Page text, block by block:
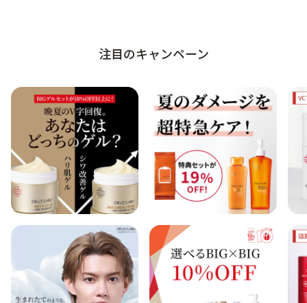
クーポン＆ポイント
アウトレット商品
定期便
定期便
ブランド情報
注目のキャンペーン